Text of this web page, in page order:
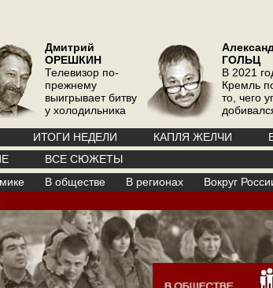
Дмитрий
ОРЕШКИН
Телевизор по-
прежнему
выигрывает битву
у холодильника
ГОЛЬЦ
В 2021
Кремль
то, чего
ИТОГИ НЕДЕЛИ КАПЛЯ ЖЕЛЧИ
ВСЕ СЮЖЕТЫ
В обществе В регионах Вокруг